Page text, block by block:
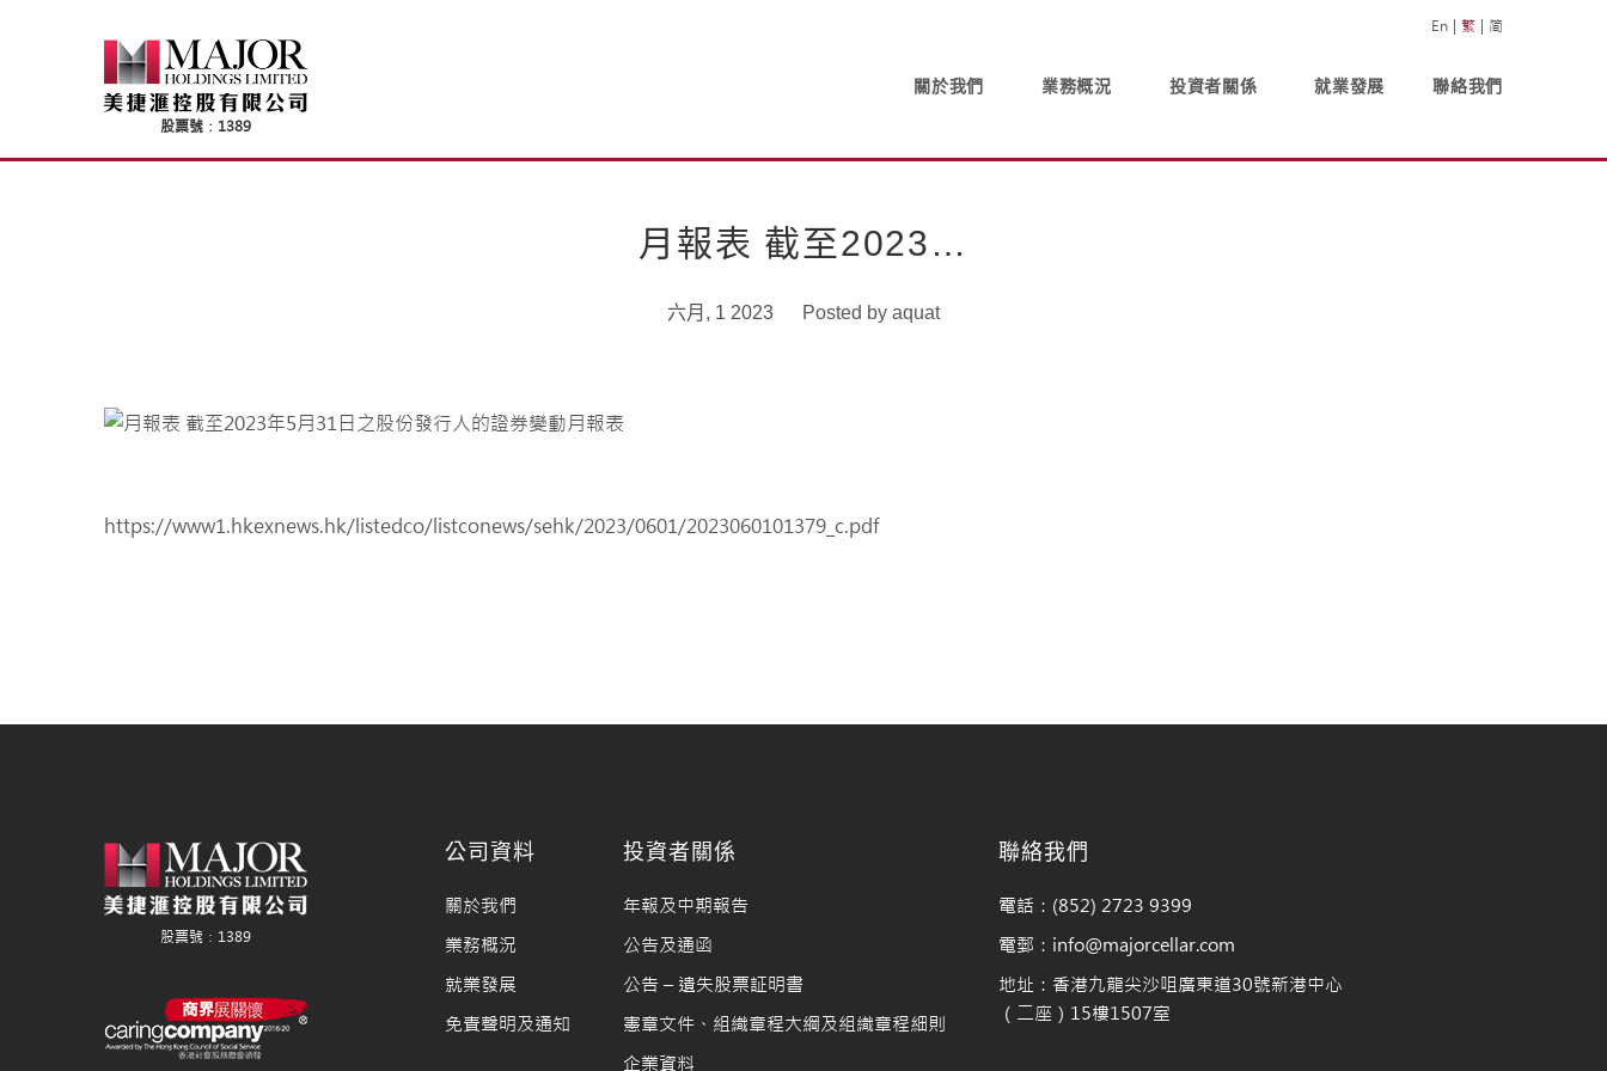
En 繁 简
關於我們 業務概況 投資者關係 就業發展 聯絡我們
月報表 截至2023…
六月, 1 2023 Posted by aquat
https://www1.hkexnews.hk/listedco/listconews/sehk/2023/0601/2023060101379_c.pdf
公司資料
關於我們
業務概況
就業發展
免責聲明及通知
投資者關係
年報及中期報告
公告及通函
公告 – 遺失股票証明書
憲章文件、組織章程大綱及組織章程細則
企業資料
聯絡我們
電話：(852) 2723 9399
電郵：info@majorcellar.com
地址：香港九龍尖沙咀廣東道30號新港中心
（二座）15樓1507室